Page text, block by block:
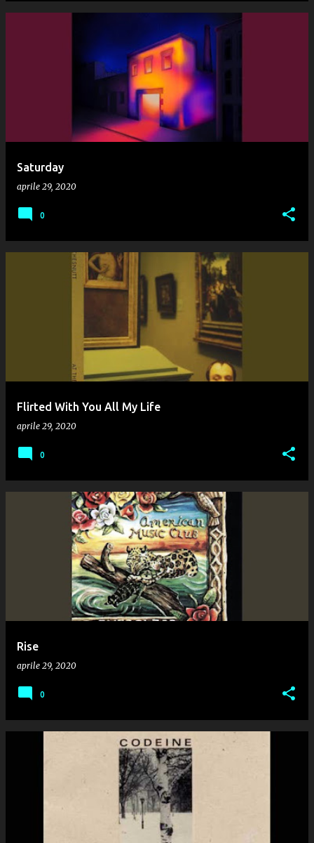
Saturday
aprile 29, 2020
0
Flirted With You All My Life
aprile 29, 2020
0
Rise
aprile 29, 2020
0